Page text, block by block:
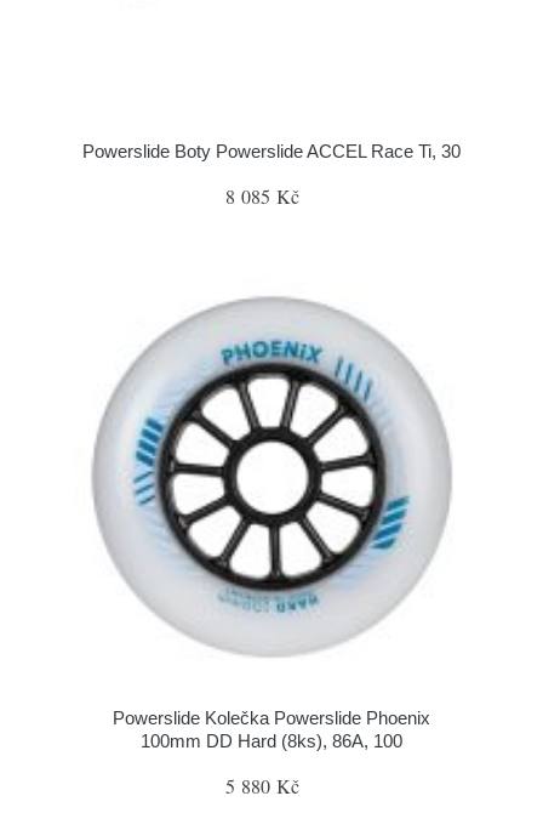
Powerslide Boty Powerslide ACCEL Race Ti, 30
8 085 Kč
Powerslide Kolečka Powerslide Phoenix
100mm DD Hard (8ks), 86A, 100
5 880 Kč